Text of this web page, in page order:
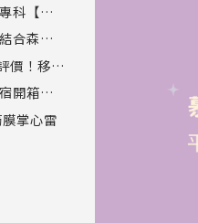
科【超眠
新陳代
合森林、
價！移動
水冷扇S
開箱：親
壯圍新開
掌心雷